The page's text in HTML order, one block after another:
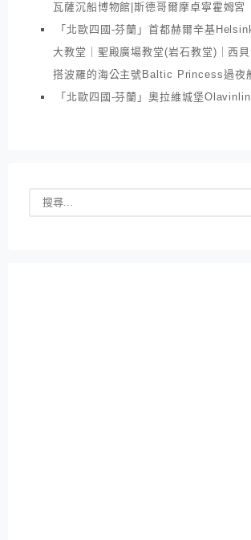
瓦薩沉船博物館|斯德哥爾摩卓寧霍姆宮
「北歐四國-芬蘭」首都赫爾辛基
大教堂｜聖殿廣場教堂(岩石教堂)｜西貝
搭波羅的海公主號Baltic Princess過夜
「北歐四國-芬蘭」奧拉維城堡